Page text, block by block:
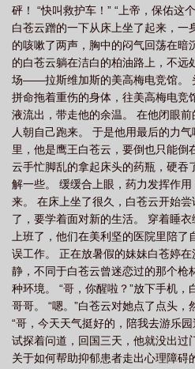
看书吧 绝地求生之最强狙神李衍笔趣阁
强狙神李衍爱看书吧 绝地求生之最强狙神
狙神李洐 绝地求生之狙神系统 绝地求
神 绝地求生之顶级狙神 绝地求生之最
txt 绝地求生之最强狙神有声 绝地求生
神 作者活在梦里97
砰！ “快叫救护车！” “上帝，保佑这
白苍云蹭的一下从床上坐了起来，一
的咳嗽了两声，胸中的闷气回荡在暗
的白苍云躺在洁白的柏油路上，不远
场——拉斯维加斯的美高梅电竞馆。
拼命拖着重伤的身体，往美高梅电竞
液流出，带走他的余温。 在他闭眼
人朝自己跑来。 于是他用最后的力
里，他是鹰王白苍云，要倒也只能倒
云手忙脚乱的拿起床头的药瓶，硬吞
解一些。 缓缓合上眼，药力发挥作
来。 在床上坐了很久，白苍云开始
了，要学着面对新的生活。 穿着睡
上班了，他们在美利坚的医院里陪
误工作。 正在放暑假的妹妹白苍婷
静，不同于白苍云曾迷恋过的那个枪
种环境。 “哥，你醒啦？”放下手机
哥哥。 “嗯。”白苍云对她点了点头，
“哥，今天天气挺好的，陪我去游乐
试探着问道，回国三天，他就没出过
关于如何帮助抑郁患者走出心理障碍